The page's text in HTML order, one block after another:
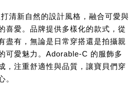
打清新自然的設計風格，融合可愛與
喜愛。品牌提供多樣化的款式，從
盡有，無論是日常穿搭還是拍攝親
可愛魅力。Adorable-C 的服飾多
，注重舒適性與品質，讓寶貝們穿
。